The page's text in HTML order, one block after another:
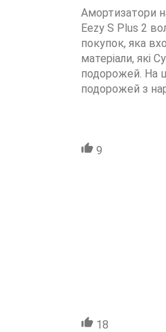
Амортизатори
Eezy S Plus 2
покупок, яка
матеріали, які
подорожей. На
подорожей з
9
18